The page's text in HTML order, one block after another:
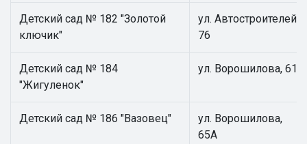
Детский сад № 182 "Золотой
ключик"
ул. Автостроителей,
76
Детский сад № 184
"Жигуленок"
ул. Ворошилова, 61
Детский сад № 186 "Вазовец"
ул. Ворошилова,
65А